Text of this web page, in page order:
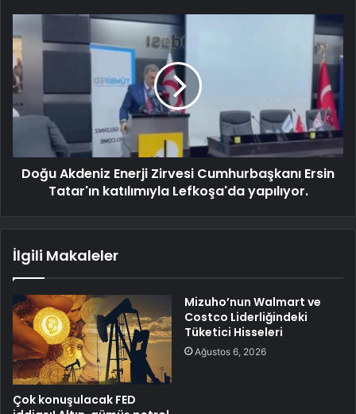
Doğu Akdeniz Enerji Zirvesi Cumhurbaşkanı Ersin
Tatar'ın katılımıyla Lefkoşa'da yapılıyor.
İlgili Makaleler
Çok konuşulacak FED
Mizuho’nun Walmart ve
Costco Liderliğindeki
Tüketici Hisseleri
Ağustos 6, 2026